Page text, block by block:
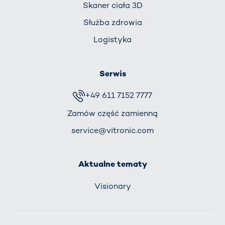
Skaner ciała 3D
Służba zdrowia
Logistyka
Serwis
+49 611 7152 7777
Zamów część zamienną
service@vitronic.com
Aktualne tematy
Visionary